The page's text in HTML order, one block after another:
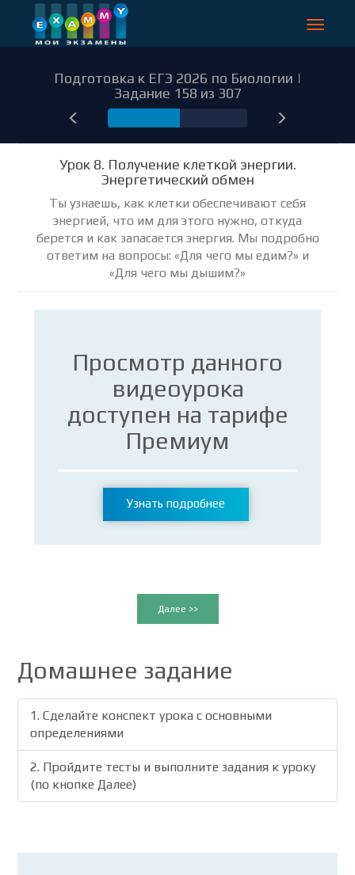
Toggle
Подготовка к ЕГЭ 2026 по Биологии |
Задание 158 из 307
Урок 8. Получение клеткой энергии.
Энергетический обмен
Ты узнаешь, как клетки обеспечивают себя
энергией, что им для этого нужно, откуда
берется и как запасается энергия. Мы подробно
ответим на вопросы: «Для чего мы едим?» и
«Для чего мы дышим?»
Просмотр данного
видеоурока
доступен на тарифе
Премиум
Узнать подробнее
Далее >>
Домашнее задание
1. Сделайте конспект урока с основными
определениями
2. Пройдите тесты и выполните задания к уроку
(по кнопке Далее)